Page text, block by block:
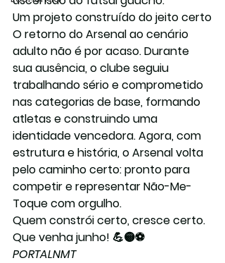
Um projeto construído do jeito certo
O retorno do Arsenal ao cenário
adulto não é por acaso. Durante
sua ausência, o clube seguiu
trabalhando sério e comprometido
nas categorias de base, formando
atletas e construindo uma
identidade vencedora. Agora, com
estrutura e história, o Arsenal volta
pelo caminho certo: pronto para
competir e representar Não-Me-
Toque com orgulho.
Quem constrói certo, cresce certo.
Que venha junho! 💪🟡⚽
PORTALNMT